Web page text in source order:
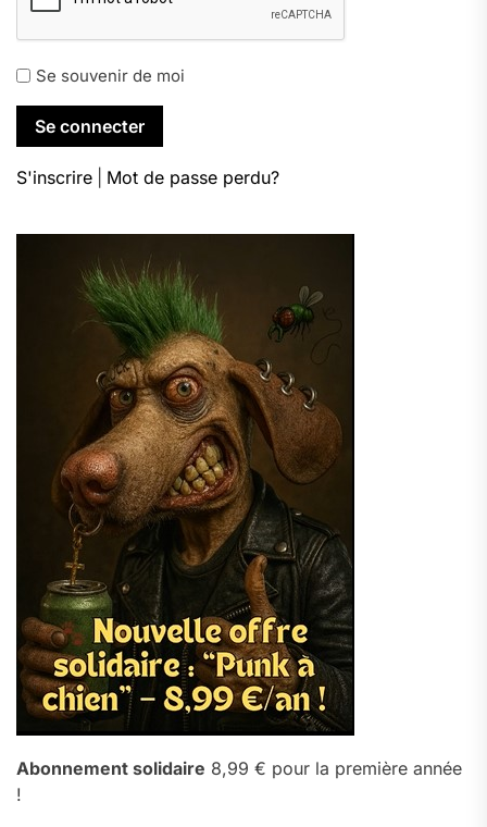
Se souvenir de moi
S'inscrire Mot de passe perdu?
Abonnement solidaire 8,99 € pour la première année
!